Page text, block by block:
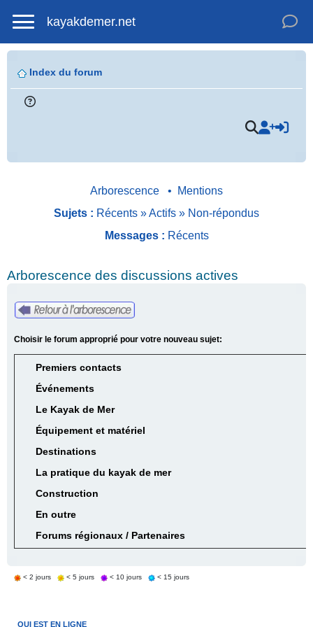
kayakdemer.net
Index du forum
Arborescence •
Mentions
Sujets : Récents »Actifs » Non-répondus
Messages : Récents
Arborescence des discussions actives
Choisir le forum approprié pour votre nouveau sujet:
Premiers contacts
Événements
Le Kayak de Mer
Équipement et matériel
Destinations
La pratique du kayak de mer
Construction
En outre
Forums régionaux / Partenaires
< 2 jours < 5 jours < 10 jours < 15 jours
QUI EST EN LIGNE